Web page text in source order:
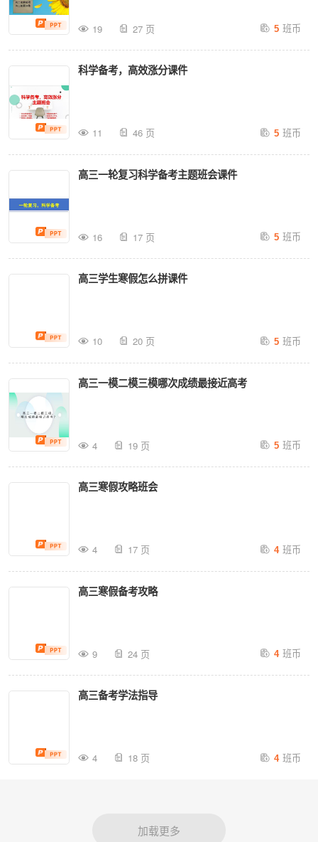
19 27 页 5 班币
科学备考，高效涨分课件
11 46 页 5 班币
高三一轮复习科学备考主题班会课件
16 17 页 5 班币
高三学生寒假怎么拼课件
10 20 页 5 班币
高三一模二模三模哪次成绩最接近高考
4 19 页 5 班币
高三寒假攻略班会
4 17 页 4 班币
高三寒假备考攻略
9 24 页 4 班币
高三备考学法指导
4 18 页 4 班币
加载更多